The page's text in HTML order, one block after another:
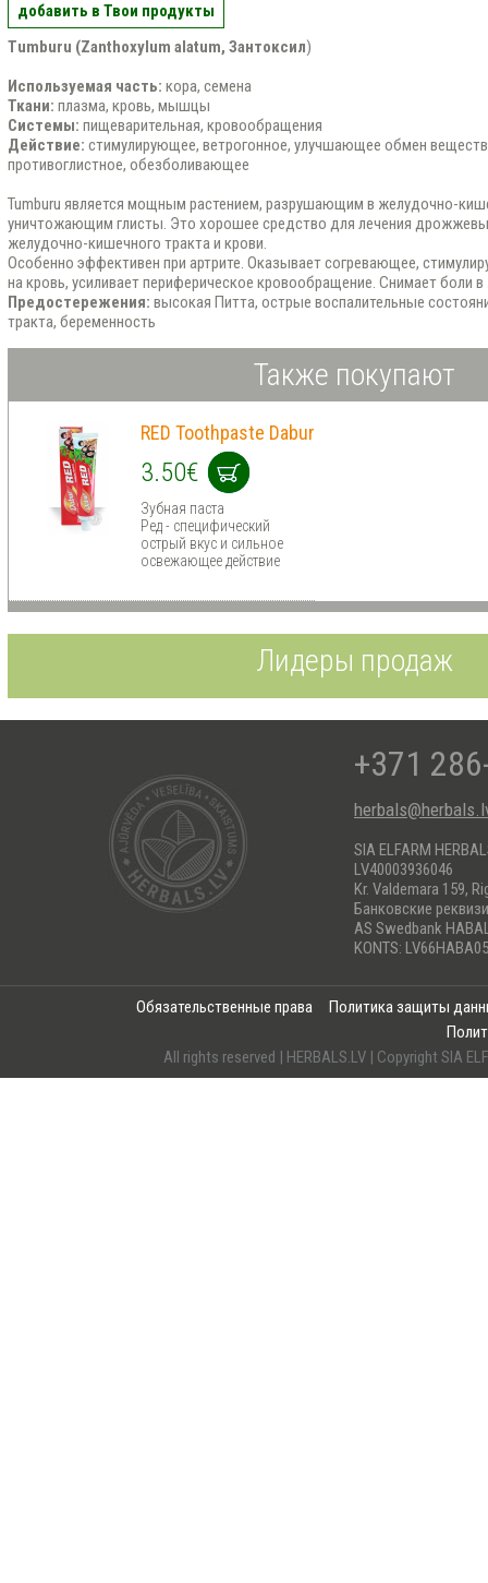
добавить в Твои продукты
Tumburu (Zanthoxylum alatum, Зантоксил)
Используемая часть: кора, семена
Ткани: плазма, кровь, мышцы
Системы: пищеварительная, кровообращения
Действие: стимулирующее, ветрогонное, улучшающее обмен
противоглистное, обезболивающее
Tumburu является мощным растением, разрушающим в желудочно-
уничтожающим глисты. Это хорошее средство для лечения
желудочно-кишечного тракта и крови.
Особенно эффективен при артрите. Оказывает согревающее,
на кровь, усиливает периферическое кровообращение. Снимает боли
Предостережения: высокая Питта, острые воспалительные
тракта, беременность
Также покупают
RED Toothpaste Dabur
3.50€
Зубная паста
Ред - специфический
острый вкус и сильное
освежающее действие
Лидеры продаж
+371
SIA ELFARM
LV40003936046
Kr. Valdemara 159,
Банковские
AS Swedbank
KONTS:
Обязательственные права
Политика защиты
All rights reserved | HERBALS.LV | Copyright SIA